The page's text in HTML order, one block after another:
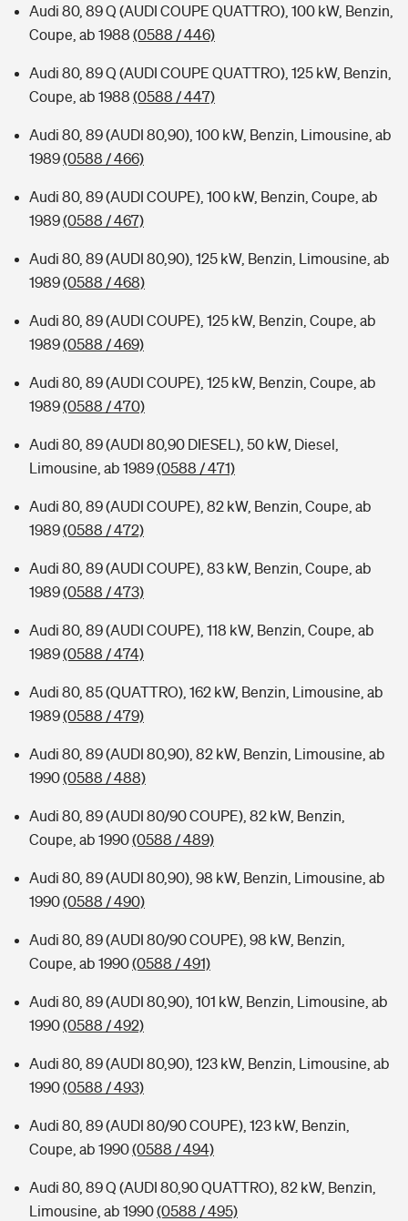
Audi 80, 89 Q (AUDI COUPE QUATTRO), 100 kW, Benzin,
Coupe, ab 1988 (0588 / 446)
Audi 80, 89 Q (AUDI COUPE QUATTRO), 125 kW, Benzin,
Coupe, ab 1988 (0588 / 447)
Audi 80, 89 (AUDI 80,90), 100 kW, Benzin, Limousine, ab
1989(0588 / 466)
Audi 80, 89 (AUDI COUPE), 100 kW, Benzin, Coupe, ab
1989(0588 / 467)
Audi 80, 89 (AUDI 80,90), 125 kW, Benzin, Limousine, ab
1989(0588 / 468)
Audi 80, 89 (AUDI COUPE), 125 kW, Benzin, Coupe, ab
1989(0588 / 469)
Audi 80, 89 (AUDI COUPE), 125 kW, Benzin, Coupe, ab
1989(0588 / 470)
Audi 80, 89 (AUDI 80,90 DIESEL), 50 kW, Diesel,
Limousine, ab 1989(0588 / 471)
Audi 80, 89 (AUDI COUPE), 82 kW, Benzin, Coupe, ab
1989(0588 / 472)
Audi 80, 89 (AUDI COUPE), 83 kW, Benzin, Coupe, ab
1989(0588 / 473)
Audi 80, 89 (AUDI COUPE), 118 kW, Benzin, Coupe, ab
1989(0588 / 474)
Audi 80, 85 (QUATTRO), 162 kW, Benzin, Limousine, ab
1989(0588 / 479)
Audi 80, 89 (AUDI 80,90), 82 kW, Benzin, Limousine, ab
1990(0588 / 488)
Audi 80, 89 (AUDI 80/90 COUPE), 82 kW, Benzin,
Coupe, ab 1990(0588 / 489)
Audi 80, 89 (AUDI 80,90), 98 kW, Benzin, Limousine, ab
1990(0588 / 490)
Audi 80, 89 (AUDI 80/90 COUPE), 98 kW, Benzin,
Coupe, ab 1990(0588 / 491)
Audi 80, 89 (AUDI 80,90), 101 kW, Benzin, Limousine, ab
1990(0588 / 492)
Audi 80, 89 (AUDI 80,90), 123 kW, Benzin, Limousine, ab
1990(0588 / 493)
Audi 80, 89 (AUDI 80/90 COUPE), 123 kW, Benzin,
Coupe, ab 1990(0588 / 494)
Audi 80, 89 Q (AUDI 80,90 QUATTRO), 82 kW, Benzin,
Limousine, ab 1990(0588 / 495)